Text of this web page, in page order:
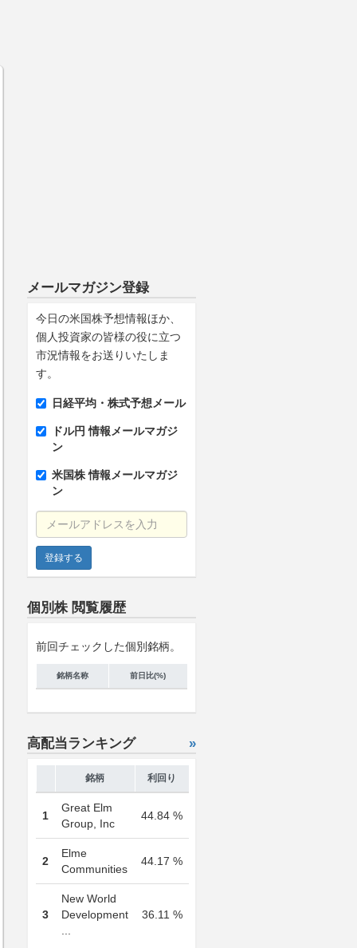
メールマガジン登録
今日の米国株予想情報ほか、
個人投資家の皆様の役に立つ
市況情報をお送りいたしま
す。
日経平均・株式予想メール
ドル円 情報メールマガジ
ン
米国株 情報メールマガジ
ン
メールアドレスを入力
個別株 閲覧履歴
前回チェックした個別銘柄。
銘柄名称 前日比(%)
高配当ランキング »
銘柄 利回り
1
Great Elm
Group, Inc
44.84 %
2
Elme
Communities
44.17 %
3
New World
Development
36.11 %